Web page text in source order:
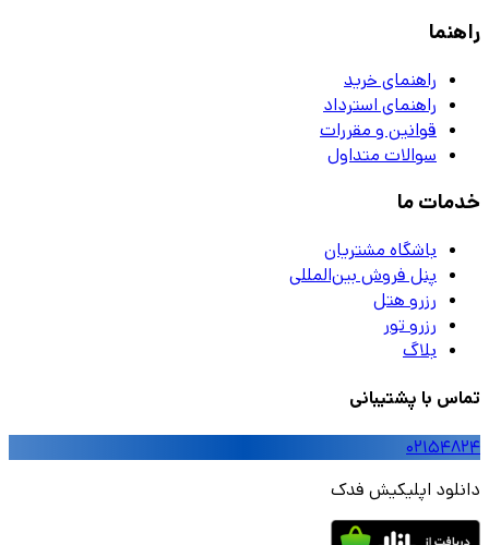
راهنما
راهنمای خرید
راهنمای استرداد
قوانین و مقررات
سوالات متداول
خدمات ما
باشگاه مشتریان
پنل فروش بین‌المللی
رزرو هتل
رزرو تور
بلاگ
تماس با پشتیبانی
۰۲۱۵۴۸۲۴
دانلود اپلیکیش فدک